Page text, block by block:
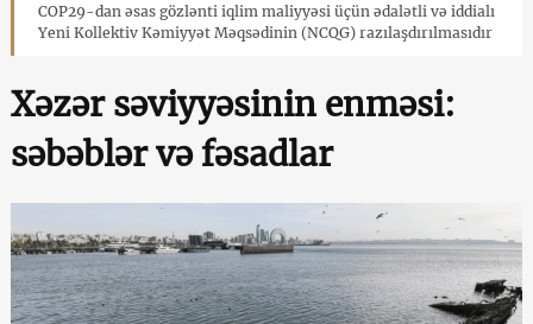
COP29-dan əsas gözlənti iqlim maliyyəsi üçün ədalətli və iddialı
Yeni Kollektiv Kəmiyyət Məqsədinin (NCQG) razılaşdırılmasıdır
Xəzər səviyyəsinin enməsi:
səbəblər və fəsadlar